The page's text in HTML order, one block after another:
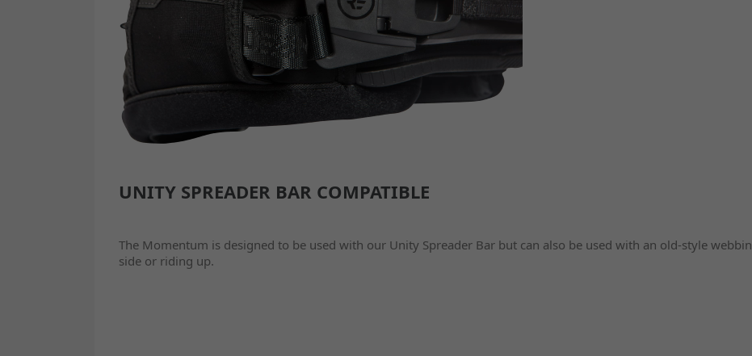
UNITY SPREADER BAR COMPATIBLE
The Momentum is designed to be used with our Unity Spreader Bar but can also be used with an old-style
side or riding up.